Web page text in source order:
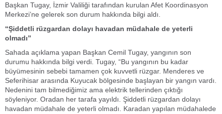
Başkan Tugay, İzmir Valiliği tarafından kurulan Afet Koordinasyon
Merkezi’ne gelerek son durum hakkında bilgi aldı.
“Şiddetli rüzgardan dolayı havadan müdahale de yeterli
olmadı”
Sahada açıklama yapan Başkan Cemil Tugay, yangının son
durumu hakkında bilgi verdi. Tugay, “Bu yangının bu kadar
büyümesinin sebebi tamamen çok kuvvetli rüzgar. Menderes ve
Seferihisar arasında Kuyucak bölgesinde başlayan bir yangın vardı.
Nedenini tam bilmediğimiz ama elektrik tellerinden çıktığı
söyleniyor. Oradan her tarafa yayıldı. Şiddetli rüzgardan dolayı
havadan müdahale de yeterli olmadı. Karadan yapılan müdahalede